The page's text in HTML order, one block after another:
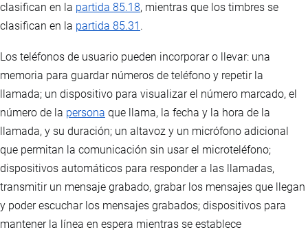
clasifican en la partida 85.18, mientras que los timbres se
clasifican en la partida 85.31 .
Los teléfonos de usuario pueden incorporar o llevar: una
memoria para guardar números de teléfono y repetir la
llamada; un dispositivo para visualizar el número marcado, el
número de la persona que llama, la fecha y la hora de la
llamada, y su duración; un altavoz y un micrófono adicional
que permitan la comunicación sin usar el microteléfono;
dispositivos automáticos para responder a las llamadas,
transmitir un mensaje grabado, grabar los mensajes que llegan
y poder escuchar los mensajes grabados; dispositivos para
mantener la línea en espera mientras se establece